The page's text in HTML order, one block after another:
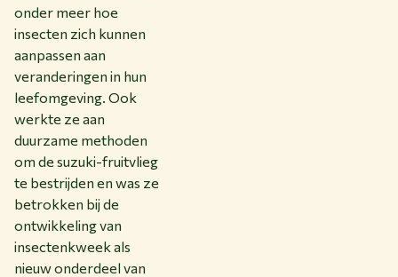
onder meer hoe
insecten zich kunnen
aanpassen aan
veranderingen in hun
leefomgeving. Ook
werkte ze aan
duurzame methoden
om de suzuki-fruitvlieg
te bestrijden en was ze
betrokken bij de
ontwikkeling van
insectenkweek als
nieuw onderdeel van